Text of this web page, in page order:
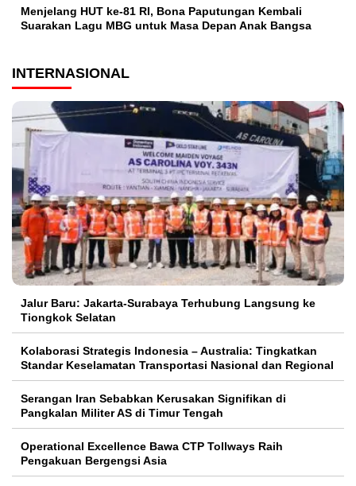
Menjelang HUT ke-81 RI, Bona Paputungan Kembali
Suarakan Lagu MBG untuk Masa Depan Anak Bangsa
INTERNASIONAL
Jalur Baru: Jakarta-Surabaya Terhubung Langsung ke
Tiongkok Selatan
Kolaborasi Strategis Indonesia – Australia: Tingkatkan
Standar Keselamatan Transportasi Nasional dan Regional
Serangan Iran Sebabkan Kerusakan Signifikan di
Pangkalan Militer AS di Timur Tengah
Operational Excellence Bawa CTP Tollways Raih
Pengakuan Bergengsi Asia